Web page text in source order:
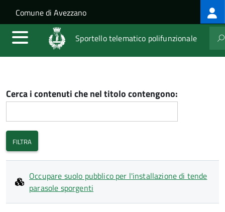
Salta al contenuto principale
Skip to site navigation
Comune di Avezzano
Sportello telematico polifunzionale
Cerca i contenuti che nel titolo contengono:
Occupare suolo pubblico per l'installazione di tende
parasole sporgenti